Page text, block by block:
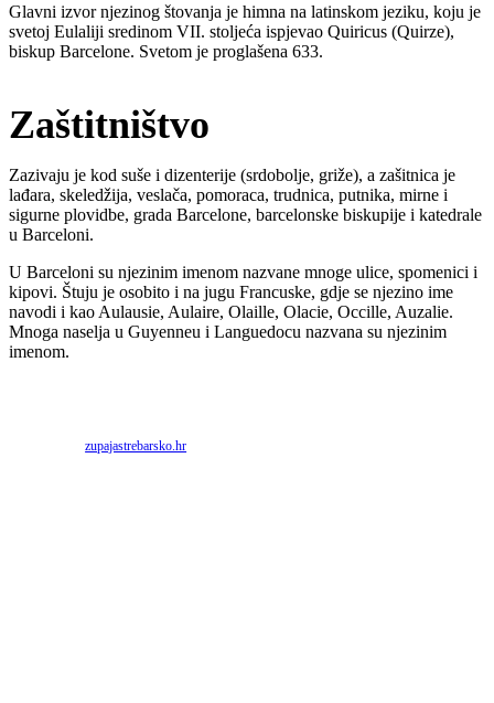
Glavni izvor njezinog štovanja je himna na latinskom jeziku, koju je
svetoj Eulaliji sredinom VII. stoljeća ispjevao Quiricus (Quirze),
biskup Barcelone. Svetom je proglašena 633.
Zaštitništvo
Zazivaju je kod suše i dizenterije (srdobolje, griže), a zašitnica je
lađara, skeledžija, veslača, pomoraca, trudnica, putnika, mirne i
sigurne plovidbe, grada Barcelone, barcelonske biskupije i katedrale
u Barceloni.
U Barceloni su njezinim imenom nazvane mnoge ulice, spomenici i
kipovi. Štuju je osobito i na jugu Francuske, gdje se njezino ime
navodi i kao Aulausie, Aulaire, Olaille, Olacie, Occille, Auzalie.
Mnoga naselja u Guyenneu i Languedocu nazvana su njezinim
imenom.
Izvor:zupajastrebarsko.hr